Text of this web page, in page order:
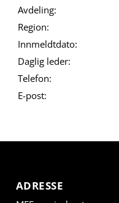
Avdeling:
Region:
Innmeldtdato:
Daglig leder:
Telefon:
E-post:
ADRESSE